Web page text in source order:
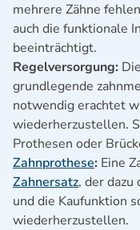
mehrere Zähne
auch die funktionale
beeinträchtigt.
Regelversorgung:
grundlegende
notwendig erachtet
wiederherzustellen.
Prothesen oder
Zahnprothese: Eine
Zahnersatz, der dazu
und die Kaufunktion
wiederherzustellen.